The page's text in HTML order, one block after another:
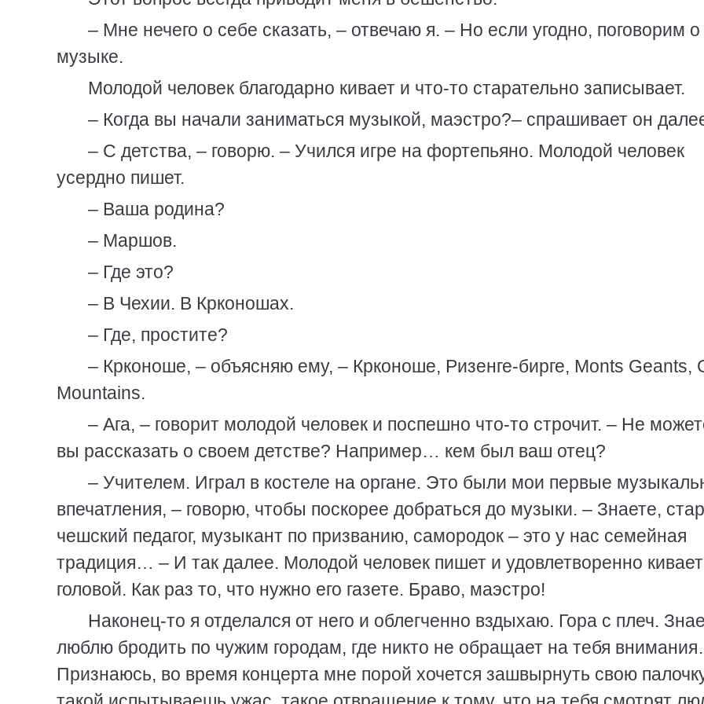
– Мне нечего о себе сказать, – отвечаю я. – Но если угодно, поговорим о
музыке.
Молодой человек благодарно кивает и что-то старательно записывает.
– Когда вы начали заниматься музыкой, маэстро?– спрашивает он
– С детства, – говорю. – Учился игре на фортепьяно. Молодой человек
усердно пишет.
– Ваша родина?
– Маршов.
– Где это?
– В Чехии. В Крконошах.
– Где, простите?
– Крконоше, – объясняю ему, – Крконоше, Ризенге-бирге, Monts Geants,
Mountains.
– Ага, – говорит молодой человек и поспешно что-то строчит. – Не
вы рассказать о своем детстве? Например… кем был ваш отец?
– Учителем. Играл в костеле на органе. Это были мои первые
впечатления, – говорю, чтобы поскорее добраться до музыки. – Знаете,
чешский педагог, музыкант по призванию, самородок – это у нас семейная
традиция… – И так далее. Молодой человек пишет и удовлетворенно кивает
головой. Как раз то, что нужно его газете. Браво, маэстро!
Наконец-то я отделался от него и облегченно вздыхаю. Гора с плеч.
люблю бродить по чужим городам, где никто не обращает на тебя
Признаюсь, во время концерта мне порой хочется зашвырнуть свою